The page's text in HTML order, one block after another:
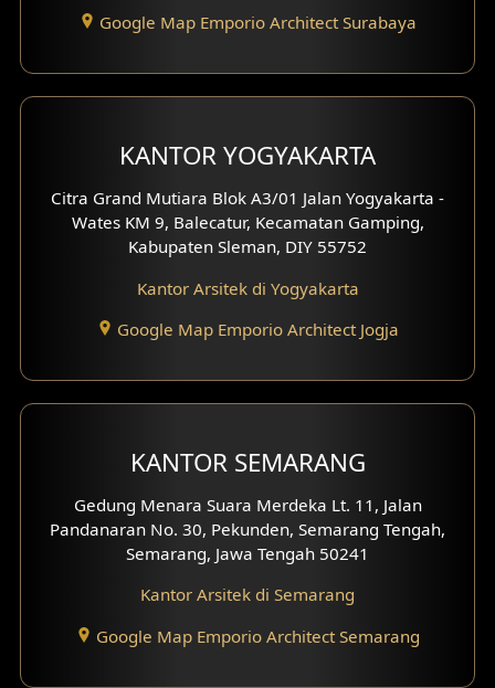
Desain Mezanin
Desain Rumah Moroccan
Desain Rumah Scandinavian
Desain Rumah Tradisional
Desain Rumah Santorini
Desain Void
Desain Toilet Tamu
Desain Kanopi
Desain Gazebo
Desain Pantry
Desain Koridor
Google Map Emporio Architect Surabaya
KANTOR YOGYAKARTA
Citra Grand Mutiara Blok A3/01 Jalan Yogyakarta -
Wates KM 9, Balecatur, Kecamatan Gamping,
Kabupaten Sleman, DIY 55752
Kantor Arsitek di Yogyakarta
Google Map Emporio Architect Jogja
KANTOR SEMARANG
Gedung Menara Suara Merdeka Lt. 11, Jalan
Pandanaran No. 30, Pekunden, Semarang Tengah,
Semarang, Jawa Tengah 50241
Kantor Arsitek di Semarang
Google Map Emporio Architect Semarang